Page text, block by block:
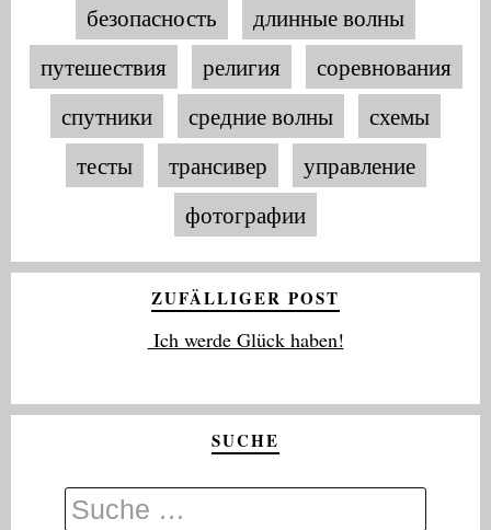
безопасность
длинные волны
путешествия
религия
соревнования
спутники
средние волны
схемы
тесты
трансивер
управление
фотографии
ZUFÄLLIGER POST
Ich werde Glück haben!
SUCHE